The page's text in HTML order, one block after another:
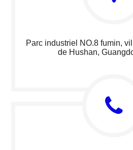
Parc industriel NO.8 fumin,
de Hushan,